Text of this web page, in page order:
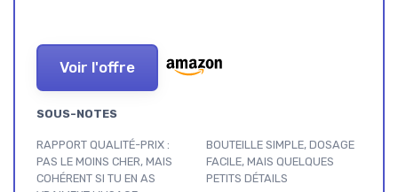
Voir l'offre
SOUS-NOTES
RAPPORT QUALITÉ-PRIX :
PAS LE MOINS CHER, MAIS
COHÉRENT SI TU EN AS
BOUTEILLE SIMPLE, DOSAGE
FACILE, MAIS QUELQUES
PETITS DÉTAILS